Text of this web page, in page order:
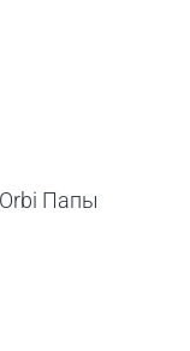
Папы